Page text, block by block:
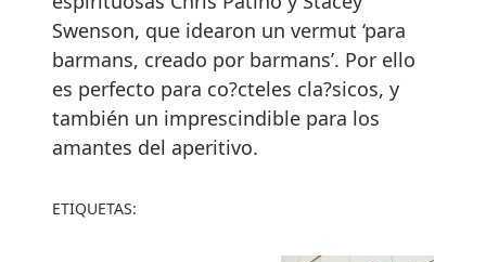
Swenson, que idearon un vermut ‘para
barmans, creado por barmans’. Por ello
es perfecto para co?cteles cla?sicos, y
también un imprescindible para los
amantes del aperitivo.
ETIQUETAS: